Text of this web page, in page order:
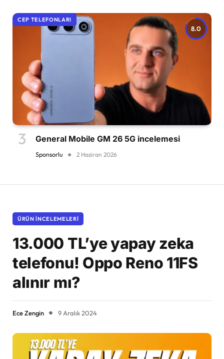
8.0
CEP TELEFONLARI
General Mobile GM 26 5G incelemesi
Sponsorlu 2 Haziran 2026
ÜRÜN İNCELEMELERI
13.000 TL’ye yapay zeka
telefonu! Oppo Reno 11FS
alınır mı?
Ece Zengin 9 Aralık 2024